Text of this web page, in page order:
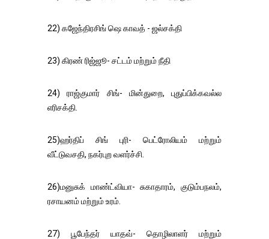
22) கஜேந்திரசிங் ஷெ காவத் - ஜல்சக்தி
23) கிரண் ரிஜ்ஜூ- சட்டம் மற்றும் நீதி
24) ராஜ்குமார் சிங்- மின்துறை, புதுப்பிக்கவல்ல
எரிசக்தி.
25)ஹர்திப் சிங் புரி- பெட்ரோலியம் மற்றும்
வீட்டுவசதி, நகர்புற வளர்ச்சி.
26)மனுசுக் மாண்ட்வியா- சுகாதாரம், குடும்பநலம்,
ரசாயனம் மற்றும் உரம்.
27) பூபேந்தர் யாதவ்- தொழிலாளர் மற்றும்